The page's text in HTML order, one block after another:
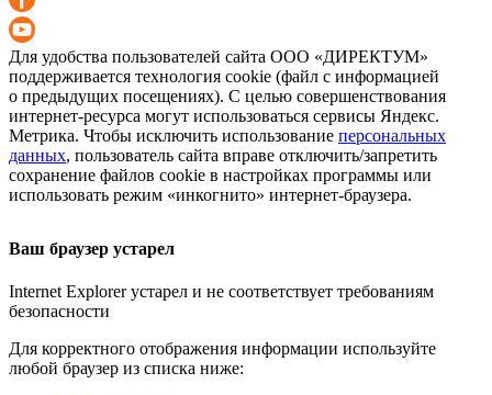
Для удобства пользователей сайта ООО «ДИРЕКТУМ»
поддерживается технология cookie (файл с информацией
о предыдущих посещениях). С целью совершенствования
интернет-ресурса могут использоваться сервисы Яндекс.
Метрика. Чтобы исключить использование персональных
данных, пользователь сайта вправе отключить/запретить
сохранение файлов cookie в настройках программы или
использовать режим «инкогнито» интернет-браузера.
Ваш браузер устарел
Internet Explorer устарел и не соответствует требованиям
безопасности
Для корректного отображения информации используйте
любой браузер из списка ниже: